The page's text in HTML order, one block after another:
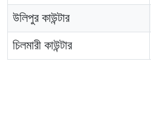
উলিপুর কাউন্টার
চিলমারী কাউন্টার